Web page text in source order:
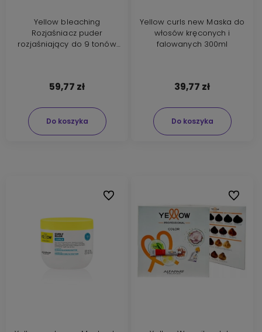
Yellow bleaching
Rozjaśniacz puder
rozjaśniający do 9 tonów
59,77 zł
Do koszyka
Yellow curls new Maska do
włosów kręconych i
falowanych 300ml
39,77 zł
Do koszyka
Do ulubionych Do